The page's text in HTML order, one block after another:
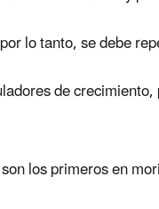
lo tanto, se debe
de
los primeros en